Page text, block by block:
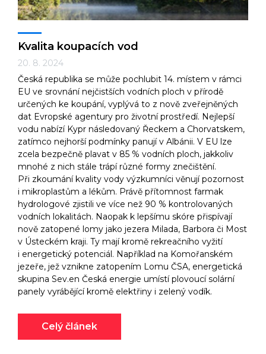
Kvalita koupacích vod
20. 8. 2024
Česká republika se může pochlubit 14. místem v rámci
EU ve srovnání nejčistších vodních ploch v přírodě
určených ke koupání, vyplývá to z nově zveřejněných
dat Evropské agentury pro životní prostředí. Nejlepší
vodu nabízí Kypr následovaný Řeckem a Chorvatskem,
zatímco nejhorší podmínky panují v Albánii. V EU lze
zcela bezpečně plavat v 85 % vodních ploch, jakkoliv
mnohé z nich stále trápí různé formy znečištění.
Při zkoumání kvality vody výzkumníci věnují pozornost
i mikroplastům a lékům. Právě přítomnost farmak
hydrologové zjistili ve více než 90 % kontrolovaných
vodních lokalitách. Naopak k lepšímu skóre přispívají
nově zatopené lomy jako jezera Milada, Barbora či Most
v Ústeckém kraji. Ty mají kromě rekreačního vyžití
i energetický potenciál. Například na Komořanském
jezeře, jež vznikne zatopením Lomu ČSA, energetická
skupina Sev.en Česká energie umístí plovoucí solární
panely vyrábějící kromě elektřiny i zelený vodík.
Celý článek